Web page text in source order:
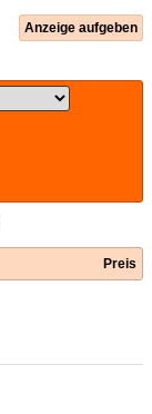
Anzeige aufgeben
Preis